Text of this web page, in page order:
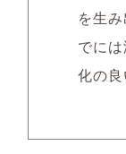
を生
でに
化の良